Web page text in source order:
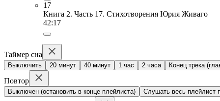
17
Книга 2. Часть 17. Стихотворения Юрия Живаго
42:17
Таймер сна
Выключить 20 минут 40 минут 1 час 2 часа Конец трека
Повтор
Выключен (остановить в конце плейлиста) Слушать весь плейлист